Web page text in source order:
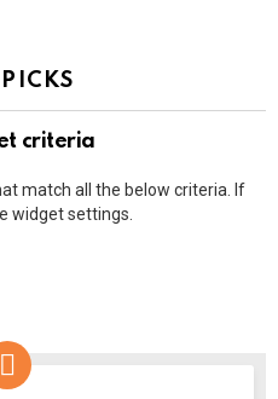
criteria
match all the below criteria. If
widget settings.